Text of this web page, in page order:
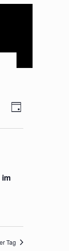
Ansichten-
Veranstaltung
Ansichten-
Tag
Tag